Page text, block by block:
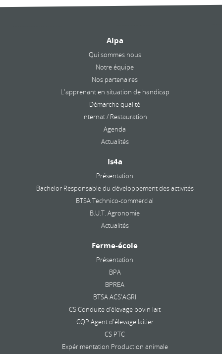
Alpa
Qui sommes nous
Notre équipe
Nos partenaires
L'apprenant en situation de handicap
Démarche qualité
Internat / Restauration
Agenda
Actualités
Is4a
Présentation
Bachelor Responsable du développement des activités
BTSA Technico-commercial
B.U.T. Agronomie
Actualités
Ferme-école
Présentation
BPA
BPREA
BTSA ACS'AGRI
CS Conduite d’élevage bovin lait
CQP Agent d'élevage laitier
CS PTC
Expérimentation Production animale